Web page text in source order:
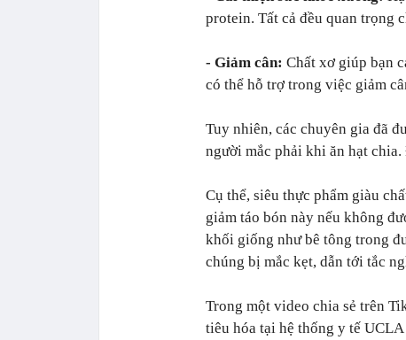
protein. Tất cả đều quan trọng
- Giảm cân: Chất xơ giúp bạn
có thể hỗ trợ trong việc giảm
Tuy nhiên, các chuyên gia đã
người mắc phải khi ăn hạt
Cụ thể, siêu thực phẩm giàu
giảm táo bón này nếu không
khối giống như bê tông trong
chúng bị mắc kẹt, dẫn tới tắc
Trong một video chia sẻ trên
tiêu hóa tại hệ thống y tế